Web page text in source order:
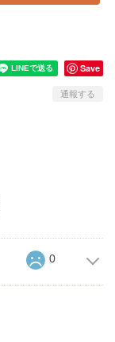
Save
通報する
0